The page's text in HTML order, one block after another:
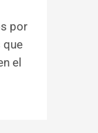
por
que
el